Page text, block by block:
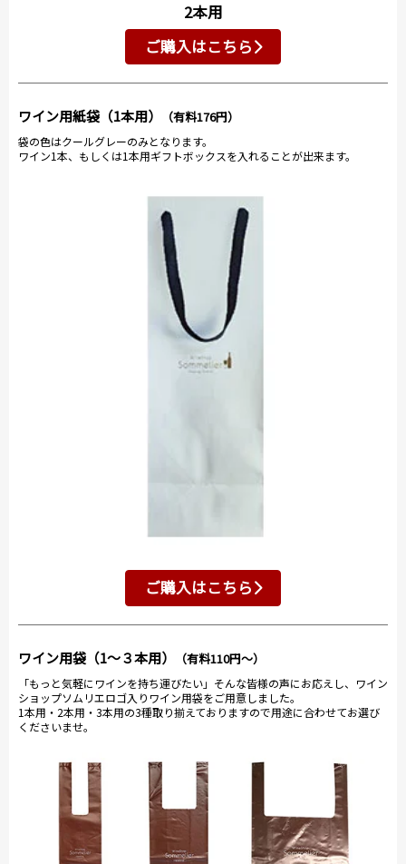
2本用
ご購入はこちら
ワイン用紙袋（1本用） （有料176円）
袋の色はクールグレーのみとなります。
ワイン1本、もしくは1本用ギフトボックスを入れることが出来ます。
ご購入はこちら
ワイン用袋（1～３本用） （有料110円～）
「もっと気軽にワインを持ち運びたい」そんな皆様の声にお応えし、ワイン
ショップソムリエロゴ入りワイン用袋をご用意しました。
1本用・2本用・3本用の3種取り揃えておりますので用途に合わせてお選び
くださいませ。